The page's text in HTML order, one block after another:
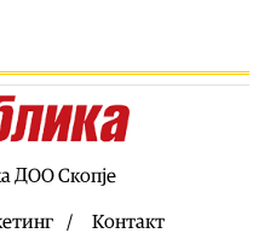
падна на 2,3 отсто,
ДОО Скопје
Контакт